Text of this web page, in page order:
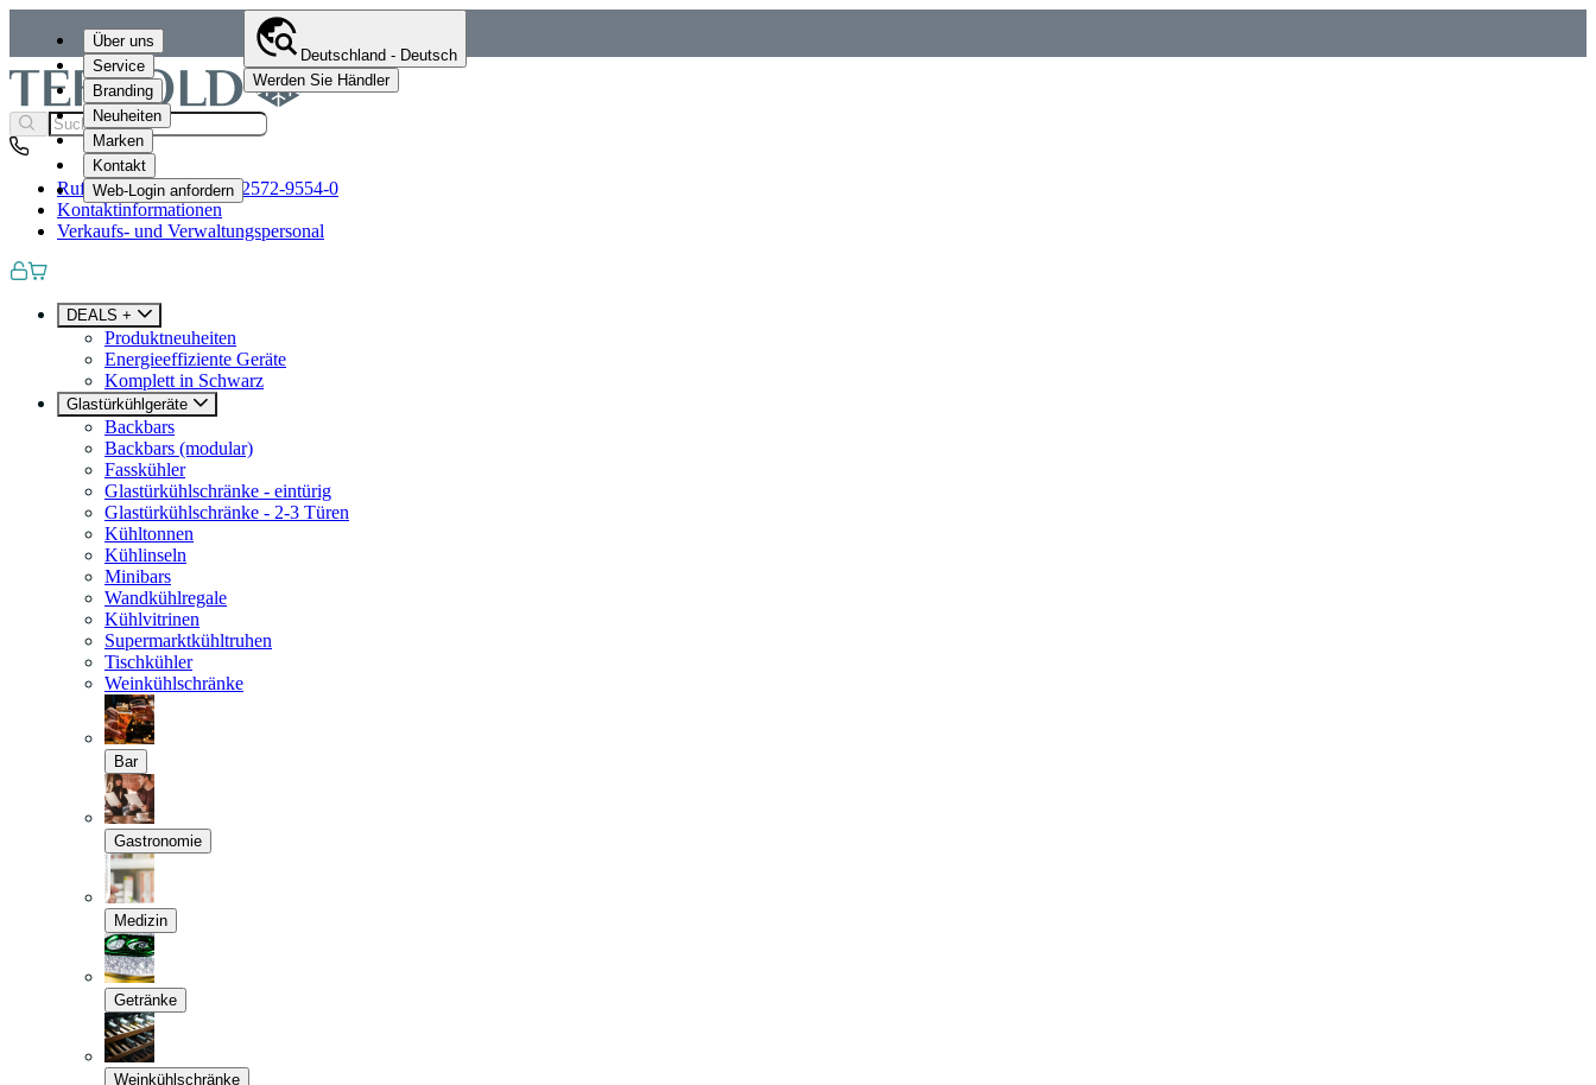
Über uns
Service
Branding
Neuheiten
Marken
Kontakt
Web-Login anfordern
Deutschland - Deutsch
Werden Sie Händler
Rufen Sie uns an+49 (0)2572-9554-0
Kontaktinformationen
Verkaufs- und Verwaltungspersonal
DEALS +
Produktneuheiten
Energieeffiziente Geräte
Komplett in Schwarz
Glastürkühlgeräte
Backbars
Backbars (modular)
Fasskühler
Glastürkühlschränke - eintürig
Glastürkühlschränke - 2-3 Türen
Kühltonnen
Kühlinseln
Minibars
Wandkühlregale
Kühlvitrinen
Supermarktkühltruhen
Tischkühler
Weinkühlschränke
Bar
Gastronomie
Medizin
Getränke
Weinkühlschränke